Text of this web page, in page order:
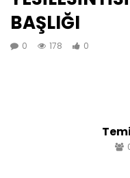
BAŞLIĞI
0 178 0